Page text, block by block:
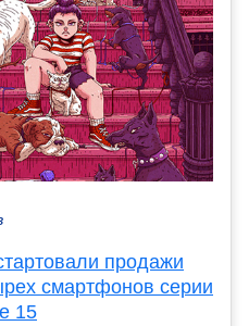
продажи
смартфонов серии
15